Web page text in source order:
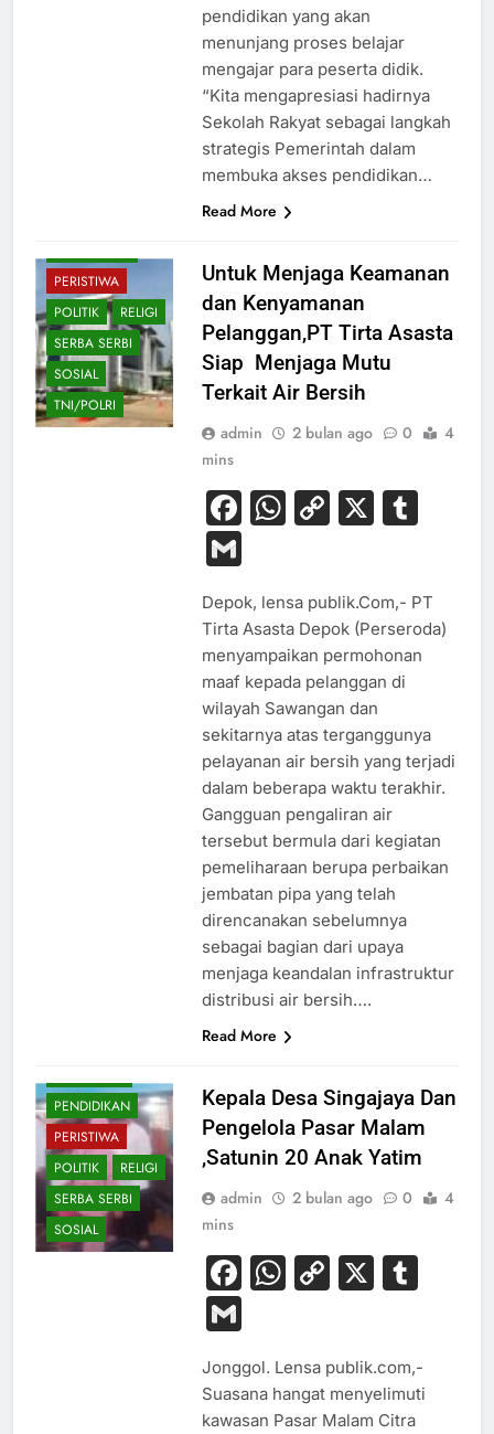
pendidikan yang akan
menunjang proses belajar
mengajar para peserta didik.
“Kita mengapresiasi hadirnya
Sekolah Rakyat sebagai langkah
strategis Pemerintah dalam
membuka akses pendidikan…
Read More
PERISTIWA
POLITIK
RELIGI
SERBA SERBI
SOSIAL
TNI/POLRI
Untuk Menjaga Keamanan
dan Kenyamanan
Pelanggan,PT Tirta Asasta
Siap Menjaga Mutu
Terkait Air Bersih
admin 2 bulan ago 0
4
mins
Facebook
WhatsApp
Copy
X
Gmail
Depok, lensa publik.Com,- PT
Tirta Asasta Depok (Perseroda)
menyampaikan permohonan
maaf kepada pelanggan di
wilayah Sawangan dan
sekitarnya atas terganggunya
pelayanan air bersih yang terjadi
dalam beberapa waktu terakhir.
Gangguan pengaliran air
tersebut bermula dari kegiatan
pemeliharaan berupa perbaikan
jembatan pipa yang telah
direncanakan sebelumnya
sebagai bagian dari upaya
menjaga keandalan infrastruktur
distribusi air bersih….
Read More
PENDIDIKAN
PERISTIWA
POLITIK
RELIGI
SERBA SERBI
SOSIAL
‎Kepala Desa Singajaya Dan
Pengelola Pasar Malam
,Satunin 20 Anak Yatim
admin 2 bulan ago 0
4
mins
Facebook
WhatsApp
Copy
X
Gmail
Jonggol. Lensa publik.com,-
Suasana hangat menyelimuti
kawasan Pasar Malam Citra